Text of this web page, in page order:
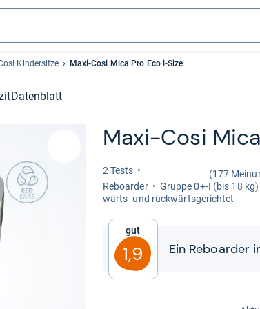
Kindersitze Maxi-Cosi Mica Pro Eco i-Size
Datenblatt
Maxi-​Cosi
2 Tests
(177
Reboar­der
Gruppe 0+-​I (bis 18 kg)
wärts-​ und rück­wärts­ge­rich­tet
Gut
1,9 Ein Reboar­der